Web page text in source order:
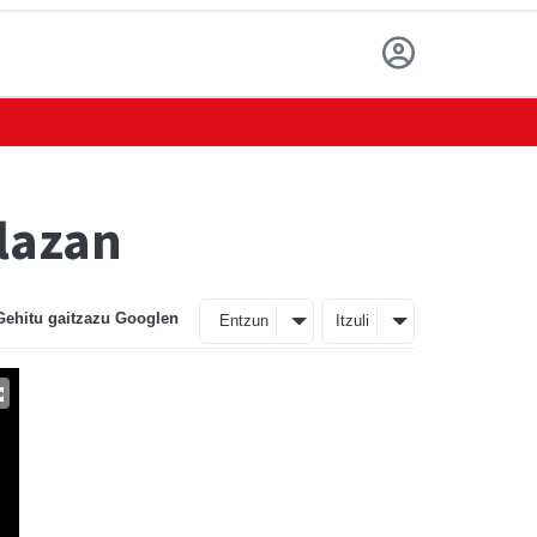
gaitzazu Googlen Entzun Itzuli